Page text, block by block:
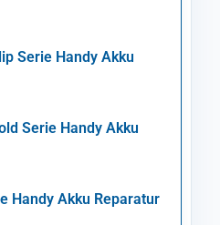
Serie Handy Akku
Serie Handy Akku
Handy Akku Reparatur